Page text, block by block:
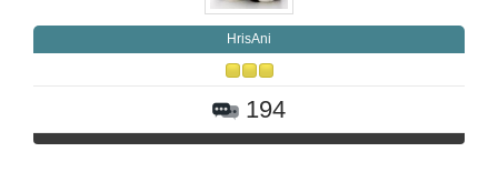
HrisAni
194